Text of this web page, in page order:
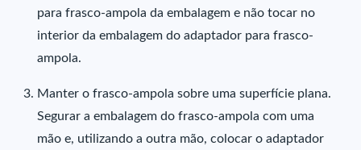
para frasco-ampola da embalagem e não tocar no
interior da embalagem do adaptador para frasco-
ampola.
Manter o frasco-ampola sobre uma superfície plana.
Segurar a embalagem do frasco-ampola com uma
mão e, utilizando a outra mão, colocar o adaptador